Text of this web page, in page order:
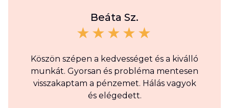
Beáta Sz.
Köszön szépen a kedvességet és a kiválló
munkát. Gyorsan és probléma mentesen
visszakaptam a pénzemet. Hálás vagyok
és elégedett.